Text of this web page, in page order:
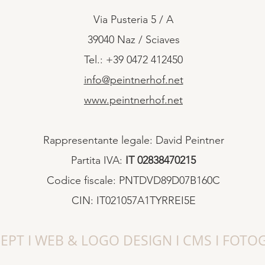
Via Pusteria 5 / A
39040 Naz / Sciaves
Tel.: +39 0472 412450
info@peintnerhof.net
www.peintnerhof.net
Rappresentante legale: David Peintner
Partita IVA: IT 02838470215
Codice fiscale: PNTDVD89D07B160C
CIN: IT021057A1TYRREI5E
I WEB & LOGO DESIGN I CMS I